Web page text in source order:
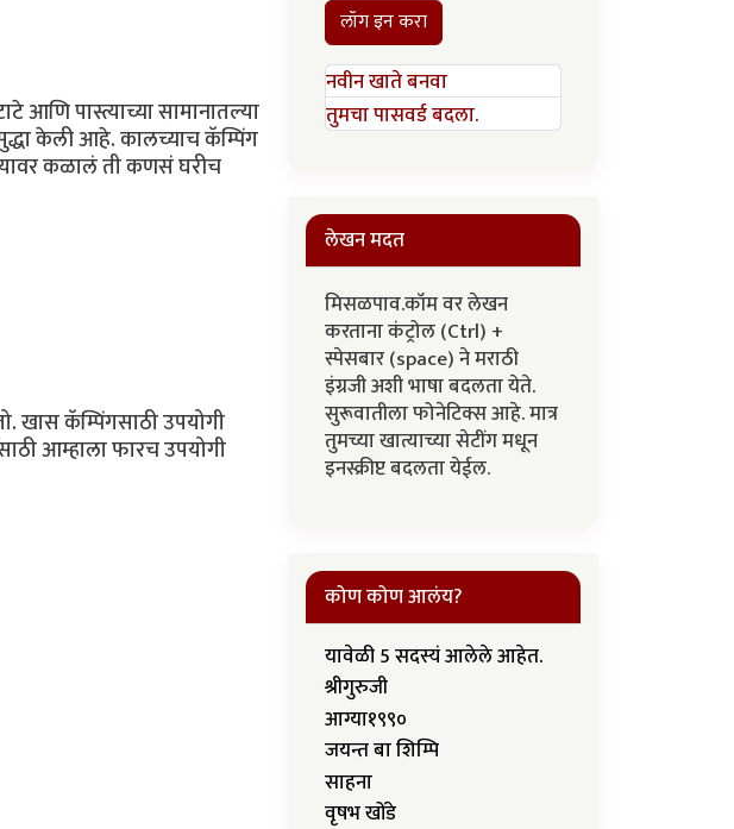
आणि पास्त्याच्या सामानातल्या
केली आहे. कालच्याच कॅम्पिंग
कळालं ती कणसं घरीच
खास कॅम्पिंगसाठी उपयोगी
आम्हाला फारच उपयोगी
लॉग इन करा
नवीन खाते बनवा
तुमचा पासवर्ड बदला.
लेखन मदत
मिसळपाव.कॉम वर लेखन
करताना कंट्रोल (Ctrl) +
स्पेसबार (space) ने मराठी
इंग्रजी अशी भाषा बदलता येते.
सुरूवातीला फोनेटिक्स आहे. मात्र
तुमच्या खात्याच्या सेटींग मधून
इनस्क्रीप्ट बदलता येईल.
कोण कोण आलंय?
यावेळी 5 सदस्यं आलेले आहेत.
श्रीगुरुजी
आग्या१९९०
जयन्त बा शिम्पि
साहना
वृषभ खोंडे